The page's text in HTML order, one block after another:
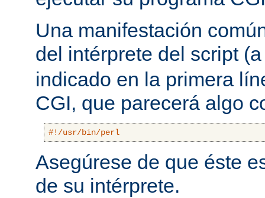
Una manifestación
del intérprete del script
indicado en la primera
CGI, que parecerá algo
#!/usr/bin/perl
Asegúrese de que éste
de su intérprete.